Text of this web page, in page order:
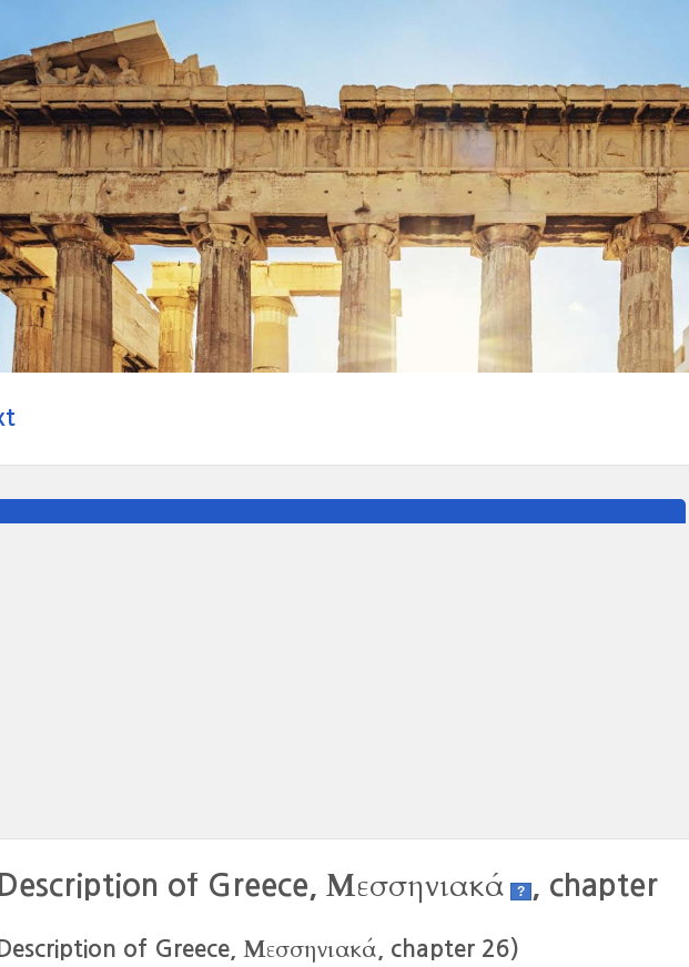
of Greece, Μεσσηνιακά ? , chapter
of Greece, Μεσσηνιακά , chapter 26)